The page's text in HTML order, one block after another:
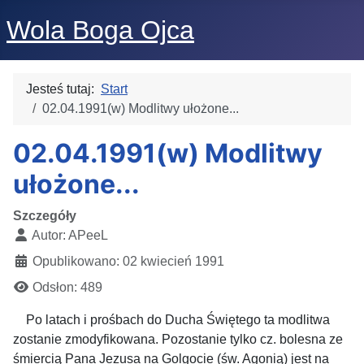
Wola Boga Ojca
Jesteś tutaj: Start
02.04.1991(w) Modlitwy ułożone...
02.04.1991(w) Modlitwy
ułożone...
Szczegóły
Autor: APeeL
Opublikowano: 02 kwiecień 1991
Odsłon: 489
Po latach i prośbach do Ducha Świętego ta modlitwa
zostanie zmodyfikowana. Pozostanie tylko cz. bolesna ze
śmiercią Pana Jezusa na Golgocie (św. Agonią) jest na